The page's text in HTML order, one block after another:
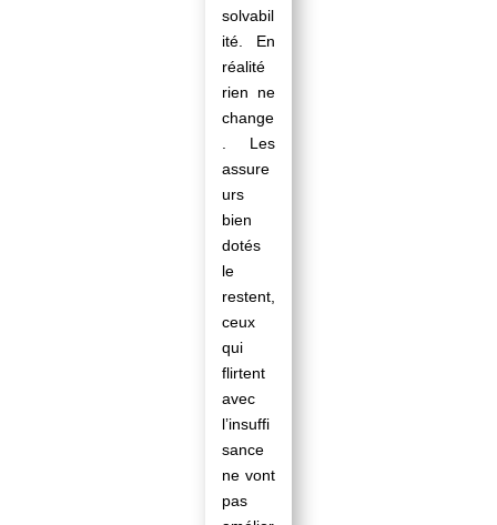
solvabil
ité. En
réalité
rien ne
change
. Les
assure
urs
bien
dotés
le
restent,
ceux
qui
flirtent
avec
l’insuffi
sance
ne vont
pas